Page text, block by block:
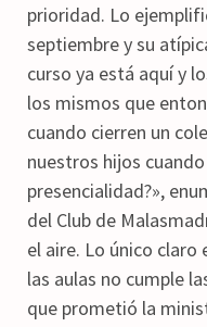
prioridad. Lo
septiembre y su
curso ya está aquí y
los mismos que
cuando cierren un
nuestros hijos
presencialidad?»,
del Club de
el aire. Lo único claro
las aulas no cumple
que prometió la